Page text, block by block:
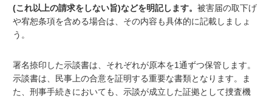
(これ以上の請求をしない旨)などを明記します。被害届の取下げ
や宥恕条項を含める場合は、その内容も具体的に記載しましょ
う。
署名捺印した示談書は、それぞれが原本を1通ずつ保管します。
示談書は、民事上の合意を証明する重要な書類となります。ま
た、刑事手続きにおいても、示談が成立した証拠として捜査機